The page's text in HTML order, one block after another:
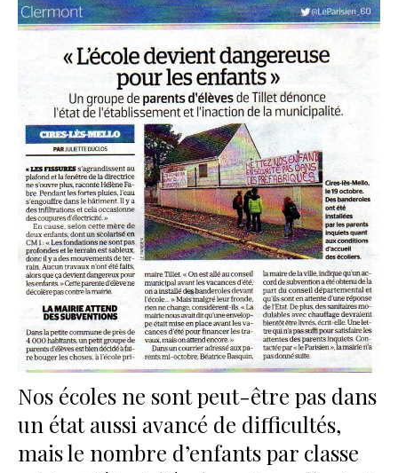
Nos écoles ne sont peut-être pas dans
un état aussi avancé de difficultés,
mais le nombre d’enfants par classe